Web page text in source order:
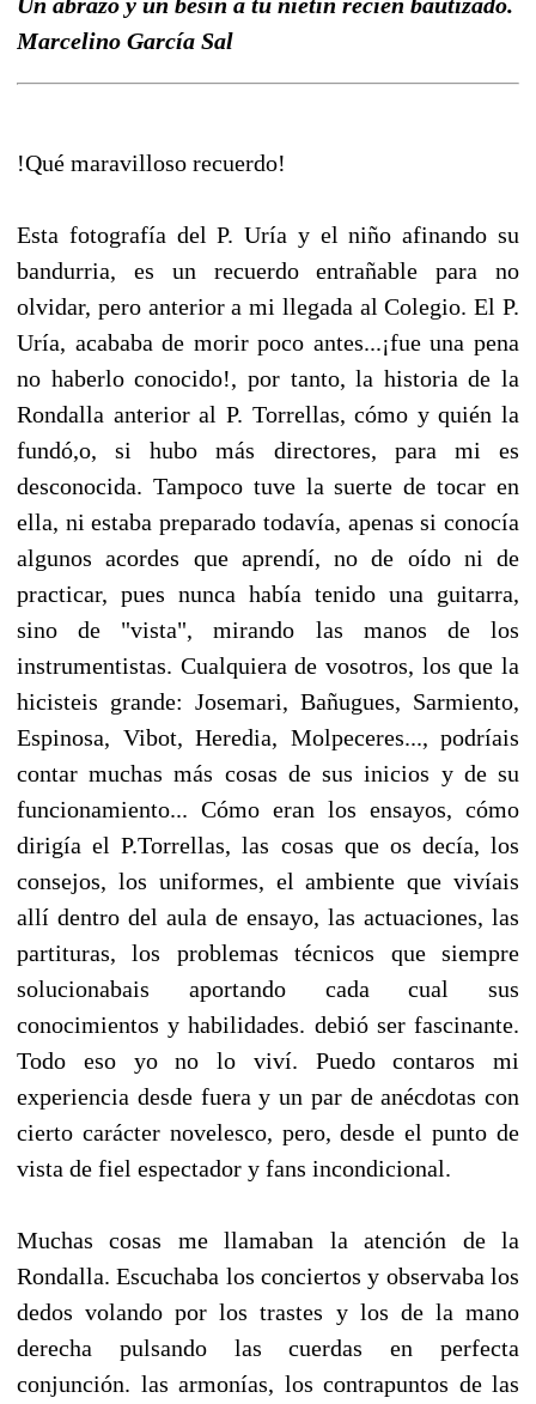
Marcelino García Sal
!Qué maravilloso recuerdo!
Esta fotografía del P. Uría y el niño afinando su
bandurria, es un recuerdo entrañable para no
olvidar, pero anterior a mi llegada al Colegio. El P.
Uría, acababa de morir poco antes...¡fue una pena
no haberlo conocido!, por tanto, la historia de la
Rondalla anterior al P. Torrellas, cómo y quién la
fundó,o, si hubo más directores, para mi es
desconocida. Tampoco tuve la suerte de tocar en
ella, ni estaba preparado todavía, apenas si conocía
algunos acordes que aprendí, no de oído ni de
practicar, pues nunca había tenido una guitarra,
sino de "vista", mirando las manos de los
instrumentistas. Cualquiera de vosotros, los que la
hicisteis grande: Josemari, Bañugues, Sarmiento,
Espinosa, Vibot, Heredia, Molpeceres..., podríais
contar muchas más cosas de sus inicios y de su
funcionamiento... Cómo eran los ensayos, cómo
dirigía el P.Torrellas, las cosas que os decía, los
consejos, los uniformes, el ambiente que vivíais
allí dentro del aula de ensayo, las actuaciones, las
partituras, los problemas técnicos que siempre
solucionabais aportando cada cual sus
conocimientos y habilidades. debió ser fascinante.
Todo eso yo no lo viví. Puedo contaros mi
experiencia desde fuera y un par de anécdotas con
cierto carácter novelesco, pero, desde el punto de
vista de fiel espectador y fans incondicional.
Muchas cosas me llamaban la atención de la
Rondalla. Escuchaba los conciertos y observaba los
dedos volando por los trastes y los de la mano
derecha pulsando las cuerdas en perfecta
conjunción. las armonías, los contrapuntos de las